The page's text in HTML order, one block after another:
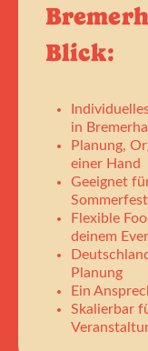
Blick:
in
Planung,
einer Hand
Geeignet
Flexible
deinem
Planung
Ein
Skalierbar